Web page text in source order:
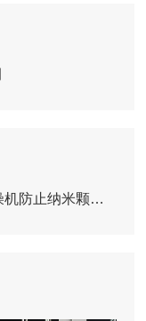
纳米材料制备：实验室立式冷冻干燥机防止纳米颗粒团聚的解决方案